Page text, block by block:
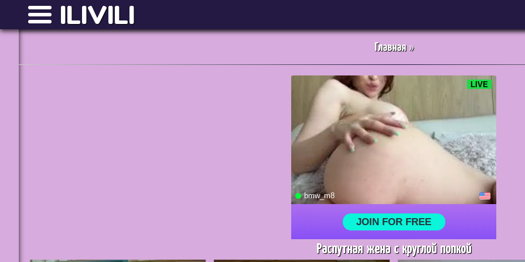
ILIVILI
Главная»
Распутная жена с круглой попкой